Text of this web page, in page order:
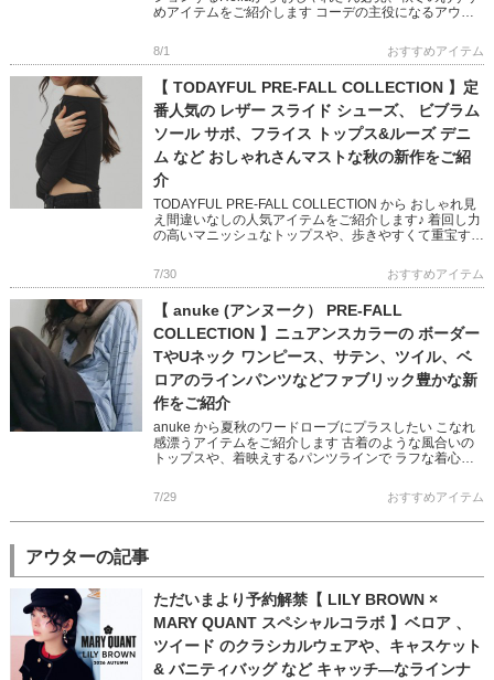
めアイテムをご紹介します コーデの主役になるアウタ
ライクと現代の […]
8/1 おすすめアイテム
【 TODAYFUL PRE-FALL COLLECTION 】定
番人気の レザー スライド シューズ、 ビブラム
ソール サボ、フライス トップス&ルーズ デニ
ム など おしゃれさんマストな秋の新作をご紹
介
TODAYFUL PRE-FALL COLLECTION から おしゃれ見
え間違いなしの人気アイテムをご紹介します♪ 着回し力
の高いマニッシュなトップスや、歩きやすくて重宝する
7/30 おすすめアイテム
【 anuke (アンヌーク） PRE-FALL
COLLECTION 】ニュアンスカラーの ボーダー
TやUネック ワンピース、サテン、ツイル、ベ
ロアのラインパンツなどファブリック豊かな新
作をご紹介
anuke から夏秋のワードローブにプラスしたい こなれ
感漂うアイテムをご紹介します 古着のような風合いの
トップスや、着映えするパンツラインで ラフな着心地
チェックして […]
7/29 おすすめアイテム
アウターの記事
ただいまより予約解禁【 LILY BROWN ×
MARY QUANT スペシャルコラボ 】ベロア 、
ツイード のクラシカルウェアや、キャスケット
& バニティバッグ など キャッチ―なラインナ